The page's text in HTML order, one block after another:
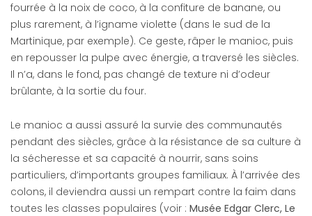
fourrée à la noix de coco, à la confiture de banane, ou
plus rarement, à l’igname violette (dans le sud de la
Martinique, par exemple). Ce geste, râper le manioc, puis
en repousser la pulpe avec énergie, a traversé les siècles.
Il n’a, dans le fond, pas changé de texture ni d’odeur
brûlante, à la sortie du four.
Le manioc a aussi assuré la survie des communautés
pendant des siècles, grâce à la résistance de sa culture à
la sécheresse et sa capacité à nourrir, sans soins
particuliers, d’importants groupes familiaux. À l’arrivée des
colons, il deviendra aussi un rempart contre la faim dans
toutes les classes populaires (voir : Musée Edgar Clerc, Le